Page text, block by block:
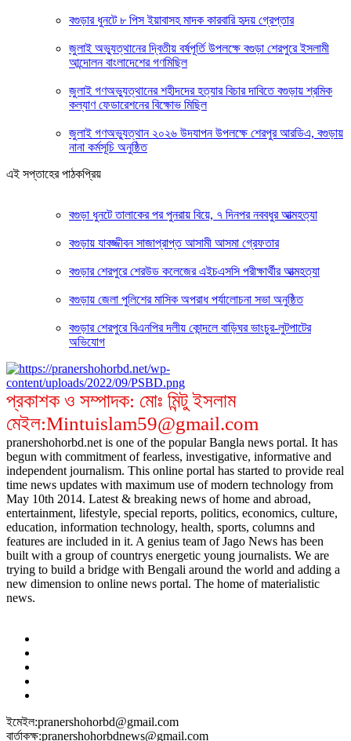
বগুড়ার ধুনটে ৮ পিস ইয়াবাসহ মাদক কারবারি হৃদয় গ্রেপ্তার
জুলাই অভ্যুত্থানের দ্বিতীয় বর্ষপূর্তি উপলক্ষে বগুড়া শেরপুরে ইসলামী
আন্দোলন বাংলাদেশের গণমিছিল
জুলাই গণঅভ্যুত্থানের শহীদদের হত্যার বিচার দাবিতে বগুড়ায় শ্রমিক
কল্যাণ ফেডারেশনের বিক্ষোভ মিছিল
জুলাই গণঅভ্যুত্থান ২০২৬ উদযাপন উপলক্ষে শেরপুর আরডিএ, বগুড়ায়
নানা কর্মসূচি অনুষ্ঠিত
এই সপ্তাহের পাঠকপ্রিয়
বগুড়া ধুনটে তালাকের পর পুনরায় বিয়ে, ৭ দিনপর নববধুর আত্মহত্যা
বগুড়ায় যাবজ্জীবন সাজাপ্রাপ্ত আসামী আসমা গ্রেফতার
বগুড়ার শেরপুরে শেরউড কলেজের এইচএসসি পরীক্ষার্থীর আত্মহত্যা
বগুড়ায় জেলা পুলিশের মাসিক অপরাধ পর্যালোচনা সভা অনুষ্ঠিত
বগুড়ার শেরপুরে বিএনপির দলীয় কোন্দলে বাড়িঘর ভাংচুর-লুটপাটের
অভিযোগ
প্রকাশক ও সম্পাদক: মোঃ মিন্টু ইসলাম
মেইল:Mintuislam59@gmail.com
pranershohorbd.net is one of the popular Bangla news portal. It has
begun with commitment of fearless, investigative, informative and
independent journalism. This online portal has started to provide real
time news updates with maximum use of modern technology from
May 10th 2014. Latest & breaking news of home and abroad,
entertainment, lifestyle, special reports, politics, economics, culture,
education, information technology, health, sports, columns and
features are included in it. A genius team of Jago News has been
built with a group of countrys energetic young journalists. We are
trying to build a bridge with Bengali around the world and adding a
new dimension to online news portal. The home of materialistic
news.
ইমেইল:pranershohorbd@gmail.com
বার্তাকক্ষ:pranershohorbdnews@gmail.com